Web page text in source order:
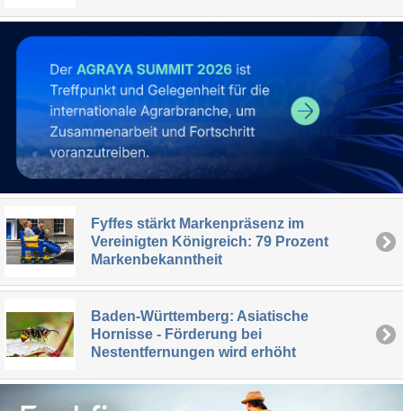
Fyffes stärkt Markenpräsenz im
Vereinigten Königreich: 79 Prozent
Markenbekanntheit
Baden-Württemberg: Asiatische
Hornisse - Förderung bei
Nestentfernungen wird erhöht